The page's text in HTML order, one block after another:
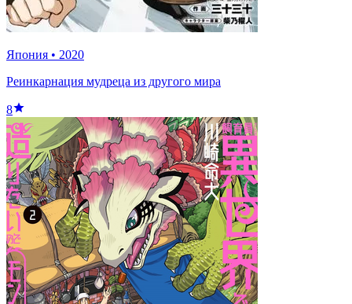
Япония • 2020
Реинкарнация мудреца из другого мира
8